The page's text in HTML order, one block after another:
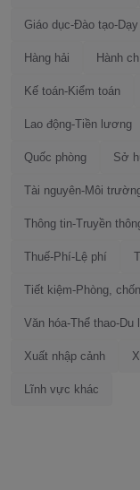
Giáo dục-Đào tạo-
Hàng hải Hành
Kế toán-Kiểm toán
Lao động-Tiền lương
Quốc phòng Sở
Tài nguyên-Môi
Thông tin-Truyền
Thuế-Phí-Lệ phí
Tiết kiệm-Phòng,
Văn hóa-Thể thao-Du
Xuất nhập cảnh
Lĩnh vực khác